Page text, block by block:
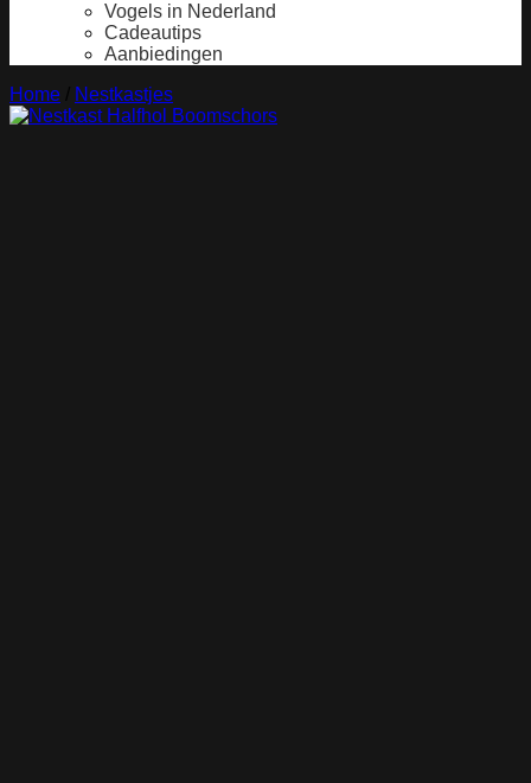
Vogels in Nederland
Cadeautips
Aanbiedingen
Home
Nestkastjes